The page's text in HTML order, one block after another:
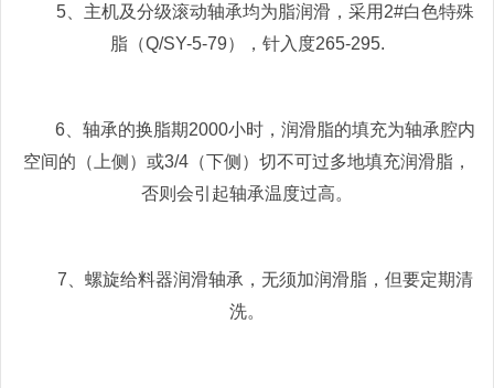
5、主机及分级滚动轴承均为脂润滑，采用2#白色特殊
脂（Q/SY-5-79），针入度265-295.
6、轴承的换脂期2000小时，润滑脂的填充为轴承腔内
空间的（上侧）或3/4（下侧）切不可过多地填充润滑脂，
否则会引起轴承温度过高。
7、螺旋给料器润滑轴承，无须加润滑脂，但要定期清
洗。